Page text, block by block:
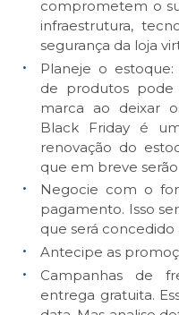
comprometem o
infraestrutura,
segurança da loja
Planeje o
de produtos
marca ao deixar
Black Friday é
renovação do
que em breve
Negocie com o
pagamento. Isso
que será concedido
Antecipe as
Campanhas de
entrega gratuita.